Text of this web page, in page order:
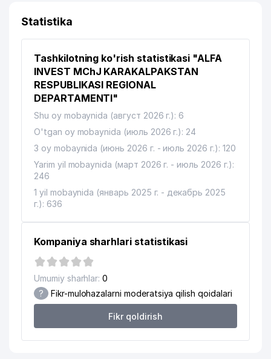
Statistika
Tashkilotning ko'rish statistikasi "ALFA
INVEST MChJ KARAKALPAKSTAN
RESPUBLIKASI REGIONAL
DEPARTAMENTI"
Shu oy mobaynida (август 2026 г.): 6
O'tgan oy mobaynida (июль 2026 г.): 24
3 oy mobaynida (июнь 2026 г. - июль 2026 г.): 120
Yarim yil mobaynida (март 2026 г. - июль 2026 г.):
246
1 yil mobaynida (январь 2025 г. - декабрь 2025
г.): 636
Kompaniya sharhlari statistikasi
Umumiy sharhlar: 0
? Fikr-mulohazalarni moderatsiya qilish qoidalari
Fikr qoldirish